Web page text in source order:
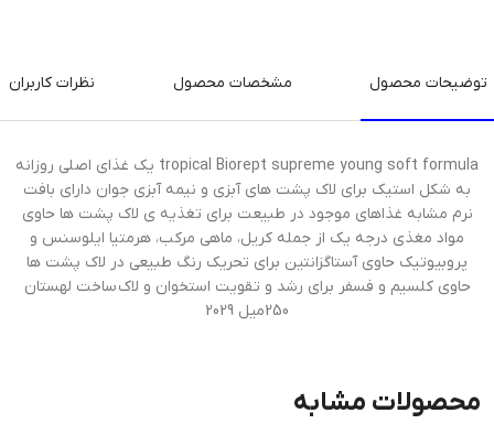
توضیحات محصول مشخصات محصول نظرات کاربران
tropical Biorept supreme young soft formula یک غذای اصلی روزانه
به شکل استیک برای لاک پشت های آبزی و نیمه آبزی جوان دارای بافت
نرم مشابه غذاهای موجود در طبیعت برای تغذیه ی لاک پشت ها حاوی
مواد مغذی درجه یک از جمله کریل، ماهی مرکب، هرمتیا ایلوسنس و
پروبیوتیک حاوی آستاگزانتین برای تحریک رنگ طبیعی در لاک پشت ها
حاوی کلسیم و فسفر برای رشد و تقویت استخوان و لاک ساخت لهستان
250میل 2029
محصولات مشابه